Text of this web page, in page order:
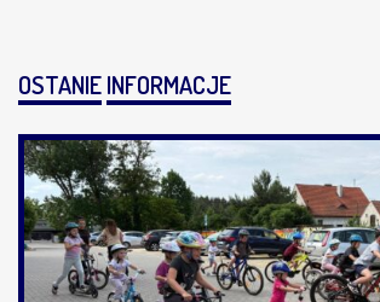
OSTANIEINFORMACJE